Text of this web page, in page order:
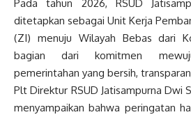
Pada tahun 2026, RSUD
ditetapkan sebagai Unit Kerja
(ZI) menuju Wilayah Bebas dari
bagian dari komitmen
pemerintahan yang bersih,
Plt Direktur RSUD Jatisampurna Dwi
menyampaikan bahwa peringatan